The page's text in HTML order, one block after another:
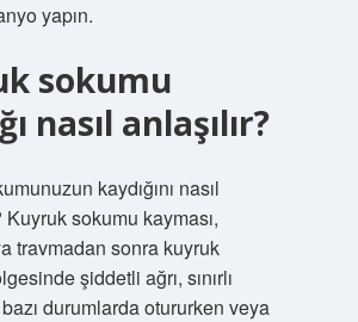
yapın.
sokumu
nasıl anlaşılır?
kaydığını nasıl
Kuyruk sokumu kayması,
travmadan sonra kuyruk
şiddetli ağrı, sınırlı
durumlarda otururken veya